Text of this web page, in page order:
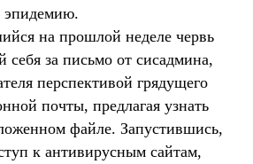
эпидемию.
на прошлой неделе червь
за письмо от сисадмина,
перспективой грядущего
почты, предлагая узнать
файле. Запустившись,
к антивирусным сайтам,